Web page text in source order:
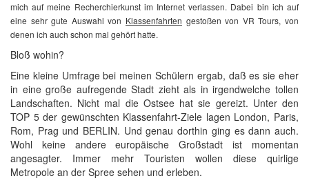
mich auf meine Recherchierkunst im Internet verlassen. Dabei bin ich auf
eine sehr gute Auswahl von Klassenfahrten gestoßen von VR Tours, von
denen ich auch schon mal gehört hatte.
Bloß wohin?
Eine kleine Umfrage bei meinen Schülern ergab, daß es sie eher
in eine große aufregende Stadt zieht als in irgendwelche tollen
Landschaften. Nicht mal die Ostsee hat sie gereizt. Unter den
TOP 5 der gewünschten Klassenfahrt-Ziele lagen London, Paris,
Rom, Prag und BERLIN. Und genau dorthin ging es dann auch.
Wohl keine andere europäische Großstadt ist momentan
angesagter. Immer mehr Touristen wollen diese quirlige
Metropole an der Spree sehen und erleben.